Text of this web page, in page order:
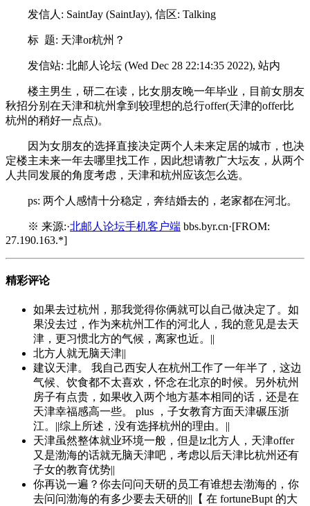
发信人: SaintJay (SaintJay), 信区: Talking
标 题: 天津or杭州？
发信站: 北邮人论坛 (Wed Dec 28 22:14:35 2022), 站内
楼主男生，研二在读，比女朋友晚一年毕业，目前女朋友
秋招分别在天津和杭州拿到较理想的总行offer(天津的offer比
杭州的稍好一点点)。
因为女朋友的选择直接决定两个人未来定居的城市，也决
定楼主未来一年去哪里找工作，因此想请教广大坛友，从两个
人共同发展的角度考虑，天津和杭州应该怎么选。
ps: 两个人感情十分稳定，奔结婚去的，老家都在河北。
※ 来源:·北邮人论坛手机客户端 bbs.byr.cn·[FROM:
27.190.163.*]
精彩评论
如果去过杭州，那我觉得你俩就可以自己做决定了。如
果没去过，作为来杭州工作的河北人，我的意见是去天
津，更习惯北方的气候，离家也近。||
北方人就无脑天津||
建议天津。 我自己西安人在杭州工作了一年半了，这边
气候、饮食都不太喜欢，怀念在北京的时候。另外杭州
房子有点贵，如果收入两个地方基本相同的话，还是在
天津幸福感高一些。 plus ，子女教育方面天津碾压浙
江。||综上所述，没有选择杭州的理由。||
天津虽然整体就业环境一般，但是lz北方人，天津offer
又是渤海的话就无脑天津吧，考虑以后天津比杭州还有
子女的教育优势||
你再说一遍？你去问问天研的员工有谁想去渤海的，你
去问问渤海的有多少要去天研的||【 在 fortuneBupt 的大